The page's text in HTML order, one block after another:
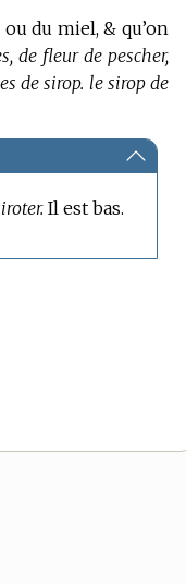
du miel, & qu’on
de fleur de pescher,
de sirop. le sirop de
Il est bas.